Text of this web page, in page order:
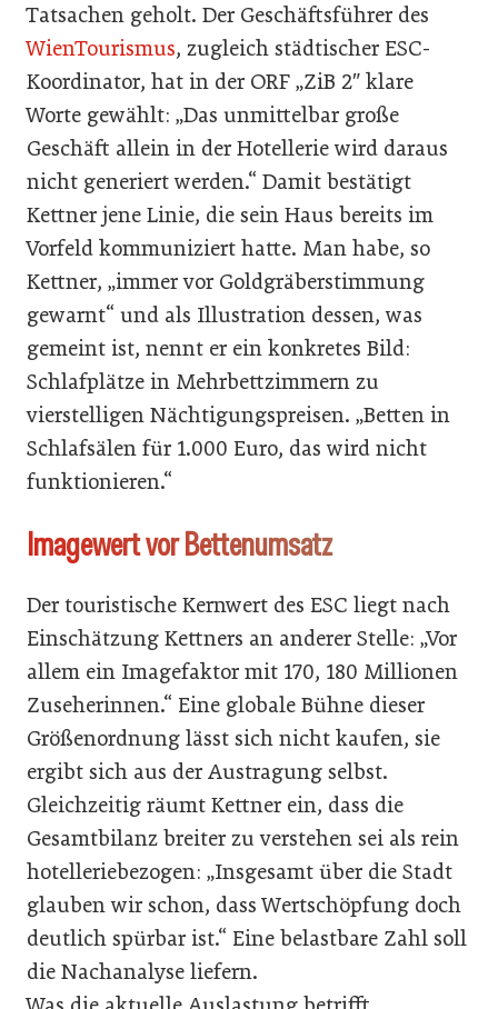
Tatsachen geholt. Der Geschäftsführer des
WienTourismus, zugleich städtischer ESC-
Koordinator, hat in der ORF „ZiB 2″ klare
Worte gewählt: „Das unmittelbar große
Geschäft allein in der Hotellerie wird daraus
nicht generiert werden.“ Damit bestätigt
Kettner jene Linie, die sein Haus bereits im
Vorfeld kommuniziert hatte. Man habe, so
Kettner, „immer vor Goldgräberstimmung
gewarnt“ und als Illustration dessen, was
gemeint ist, nennt er ein konkretes Bild:
Schlafplätze in Mehrbettzimmern zu
vierstelligen Nächtigungspreisen. „Betten in
Schlafsälen für 1.000 Euro, das wird nicht
funktionieren.“
Imagewert vor Bettenumsatz
Der touristische Kernwert des ESC liegt nach
Einschätzung Kettners an anderer Stelle: „Vor
allem ein Imagefaktor mit 170, 180 Millionen
Zuseherinnen.“ Eine globale Bühne dieser
Größenordnung lässt sich nicht kaufen, sie
ergibt sich aus der Austragung selbst.
Gleichzeitig räumt Kettner ein, dass die
Gesamtbilanz breiter zu verstehen sei als rein
hotelleriebezogen: „Insgesamt über die Stadt
glauben wir schon, dass Wertschöpfung doch
deutlich spürbar ist.“ Eine belastbare Zahl soll
die Nachanalyse liefern.